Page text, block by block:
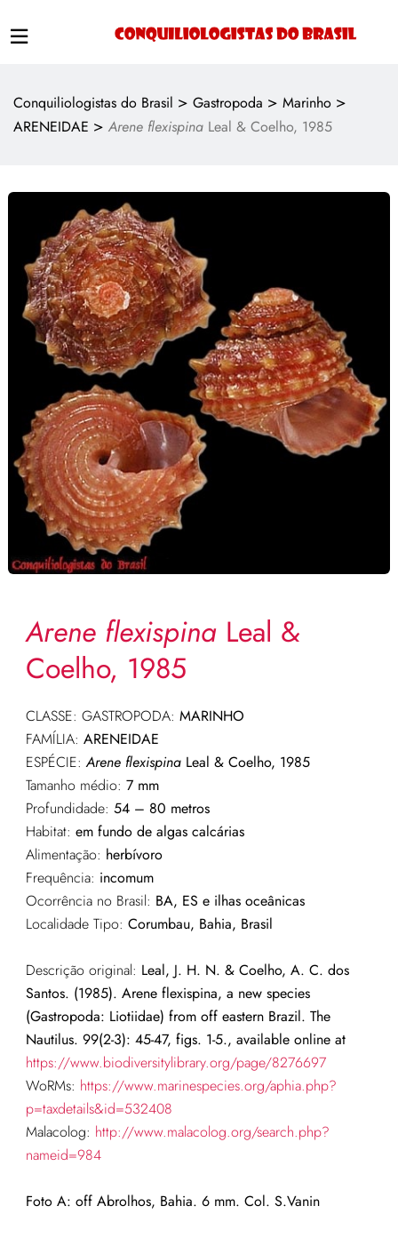
Conquiliologistas do Brasil > Gastropoda > Marinho >
ARENEIDAE > Arene flexispina Leal & Coelho, 1985
Arene flexispinaLeal &
Coelho, 1985
CLASSE: GASTROPODA: MARINHO
FAMÍLIA: ARENEIDAE
ESPÉCIE:Arene flexispinaLeal & Coelho, 1985
Tamanho médio: 7 mm
Profundidade: 54 – 80 metros
Habitat: em fundo de algas calcárias
Alimentação: herbívoro
Frequência: incomum
Ocorrência no Brasil: BA, ES e ilhas oceânicas
Localidade Tipo: Corumbau, Bahia, Brasil
Descrição original: Leal, J. H. N. & Coelho, A. C. dos
Santos. (1985). Arene flexispina, a new species
(Gastropoda: Liotiidae) from off eastern Brazil. The
Nautilus. 99(2-3): 45-47, figs. 1-5., available online at
https://www.biodiversitylibrary.org/page/8276697
WoRMs: https://www.marinespecies.org/aphia.php?
p=taxdetails&id=532408
Malacolog: http://www.malacolog.org/search.php?
nameid=984
Foto A: off Abrolhos, Bahia. 6 mm. Col. S.Vanin